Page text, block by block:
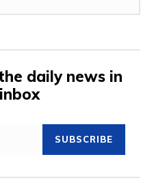
daily news in
SUBSCRIBE